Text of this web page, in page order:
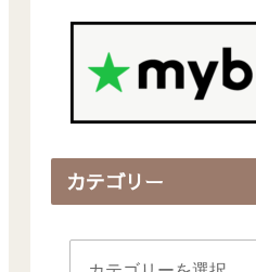
カテゴリー